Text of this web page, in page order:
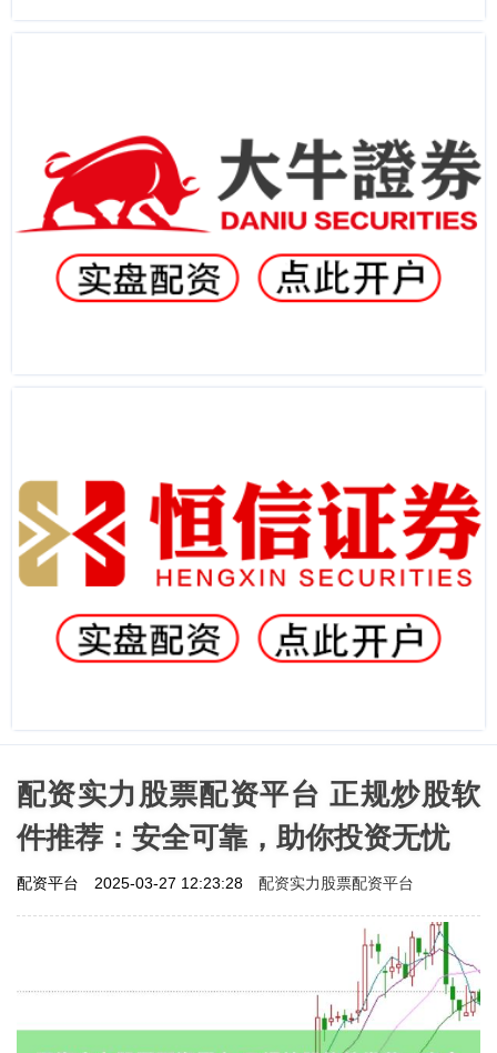
配资实力股票配资平台 正规炒股软
件推荐：安全可靠，助你投资无忧
配资平台 2025-03-27 12:23:28 配资实力股票配资平台